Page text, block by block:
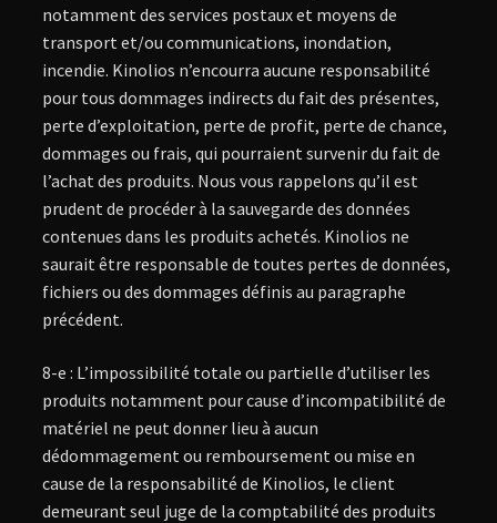
notamment des services postaux et moyens de
transport et/ou communications, inondation,
incendie. Kinolios n’encourra aucune responsabilité
pour tous dommages indirects du fait des présentes,
perte d’exploitation, perte de profit, perte de chance,
dommages ou frais, qui pourraient survenir du fait de
l’achat des produits. Nous vous rappelons qu’il est
prudent de procéder à la sauvegarde des données
contenues dans les produits achetés. Kinolios ne
saurait être responsable de toutes pertes de données,
fichiers ou des dommages définis au paragraphe
précédent.
8-e : L’impossibilité totale ou partielle d’utiliser les
produits notamment pour cause d’incompatibilité de
matériel ne peut donner lieu à aucun
dédommagement ou remboursement ou mise en
cause de la responsabilité de Kinolios, le client
demeurant seul juge de la comptabilité des produits